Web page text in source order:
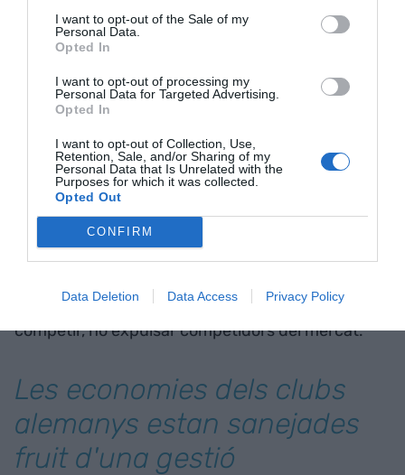
I want to opt-out of the Sale of my
Personal Data.
Opted In
I want to opt-out of processing my
Personal Data for Targeted Advertising.
Opted In
I want to opt-out of Collection, Use,
Retention, Sale, and/or Sharing of my
Personal Data that Is Unrelated with the
Purposes for which it was collected.
Opted Out
CONFIRM
Data Deletion Data Access Privacy Policy
dels salaris dels futbolistes. És el que el periodista
Antoni Bassas defineix com una “tendència
que el productor Jaume Roures dibuixa amb cert
humor: “Els augments de facturació dels clubs
serveixen perquè els futbolistes puguin tenir tres
Lamborghinis en comptes d’un parell”. Per tant,
tret del cas alemany, més facturació no implica
comptes més sanejats. En el món de l’empresa
convencional és lògic que els principals operadors
tinguin tendència a buscar situacions
aquesta cursa no té sentit, perquè el valor és
competir, no expulsar competidors del mercat.
Les economies dels clubs
alemanys estan sanejades
fruit d'una gestió